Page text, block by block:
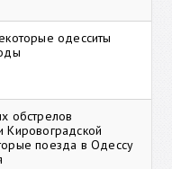
одесситы
обстрелов
Кировоградской
поезда в Одессу